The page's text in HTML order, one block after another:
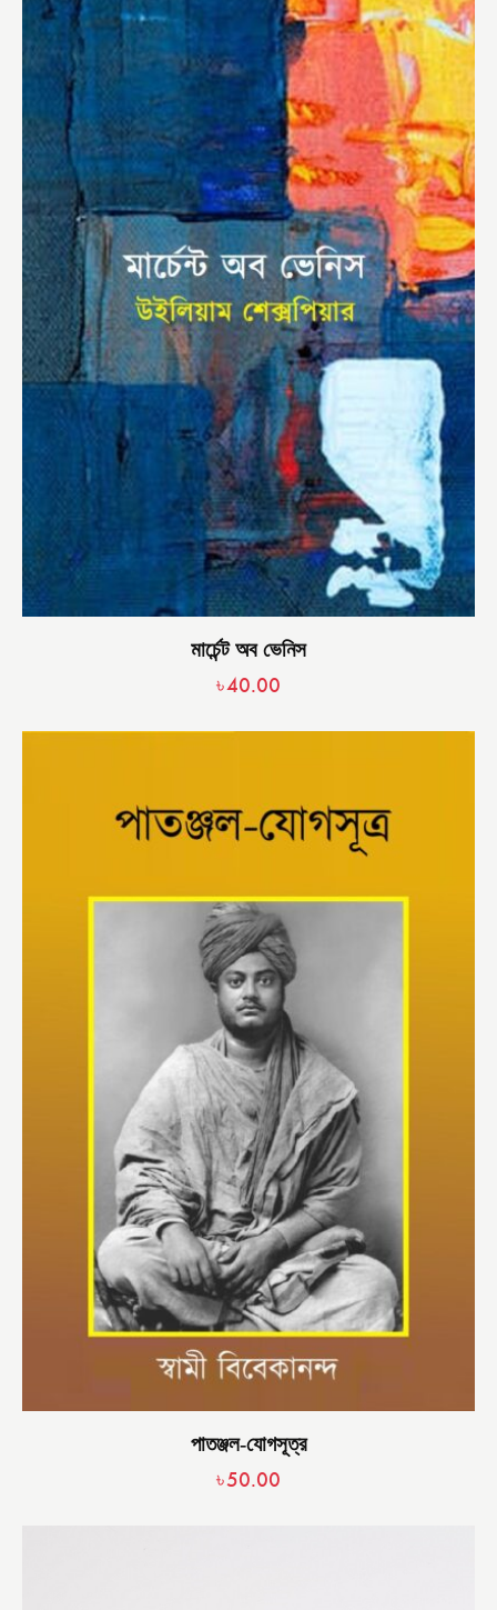
মার্চেন্ট অব ভেনিস
৳40.00
পাতঞ্জল-যোগসূত্র
৳50.00